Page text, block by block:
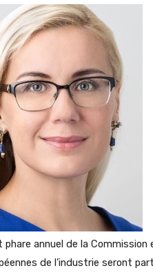
annuel de la Commission
de l’industrie seront